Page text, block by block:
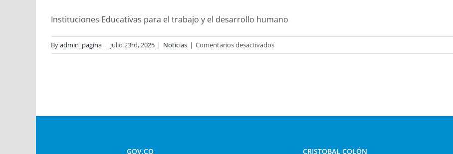
Instituciones Educativas para el trabajo y el desarrollo humano
Byadmin_pagina | julio 23rd, 2025 | Noticias | Comentarios desactivadosen
¡
GOV.CO CRISTOBAL COLÓN